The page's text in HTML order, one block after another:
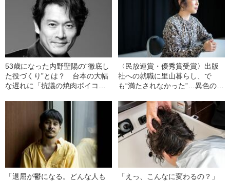
所にいる人”っぽいのか
53歳になった内野聖陽の“徹底し
た役づくり”とは？ 台本の大幅
な遅れに「抗議の焼肉ボイコッ
〈民放連賞・優秀賞受賞〉出版
社への就職に里山暮らし、で
も“満たされなかった”…異色の女
「退屈が鬱になる。どんな人も
「えっ、こんなに変わるの？」